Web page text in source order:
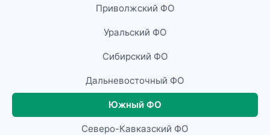
Приволжский ФО
Уральский ФО
Сибирский ФО
Дальневосточный ФО
Южный ФО
Северо-Кавказский ФО